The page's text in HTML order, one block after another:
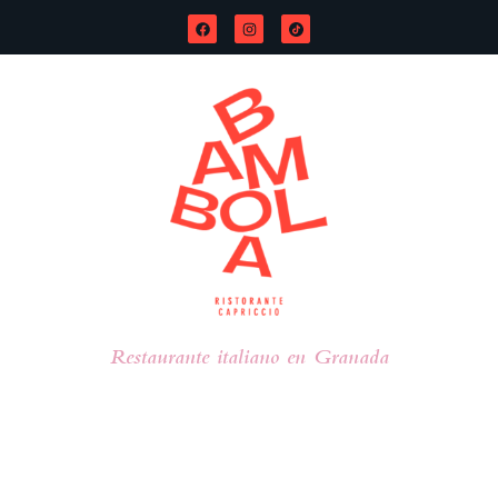
Restaurante italiano en Granada